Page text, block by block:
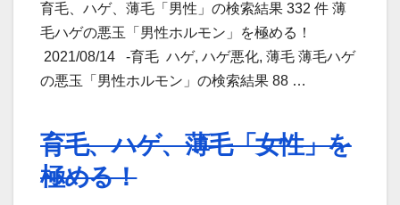
育毛、ハゲ、薄毛「男性」の検索結果 332 件 薄
毛ハゲの悪玉「男性ホルモン」を極める！
2021/08/14 -育毛 ハゲ, ハゲ悪化, 薄毛 薄毛ハゲ
の悪玉「男性ホルモン」の検索結果 88 …
育毛、ハゲ、薄毛「女性」を
極める！